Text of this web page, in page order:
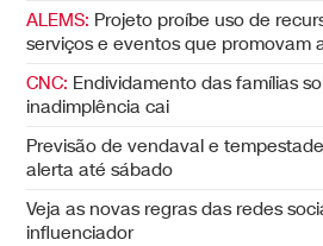
ALEMS: Projeto proíbe uso de
serviços e eventos que promovam
CNC: Endividamento das famílias
inadimplência cai
Previsão de vendaval e
alerta até sábado
Veja as novas regras das redes
influenciador